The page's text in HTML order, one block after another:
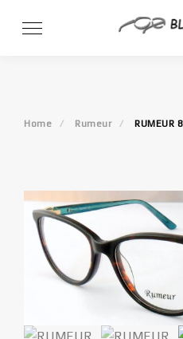
Home Rumeur RUMEUR